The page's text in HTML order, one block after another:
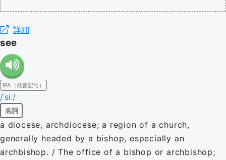
詳細
see
IPA（発音記号）
/ˈsiː/
名詞
a diocese, archdiocese; a region of a church,
generally headed by a bishop, especially an
archbishop. / The office of a bishop or archbishop;